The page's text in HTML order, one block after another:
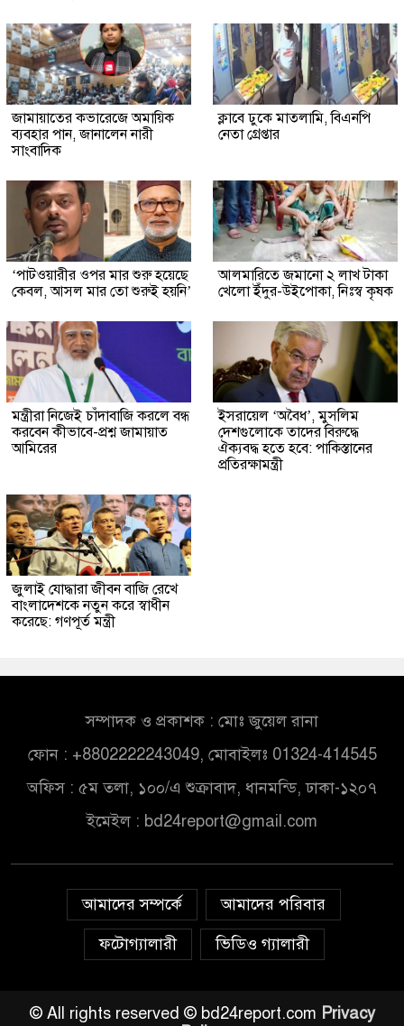
জামায়াতের কভারেজে অমায়িক
ব্যবহার পান, জানালেন নারী
সাংবাদিক
ক্লাবে ঢুকে মাতলামি, বিএনপি
নেতা গ্রেপ্তার
‘পাটওয়ারীর ওপর মার শুরু হয়েছে
কেবল, আসল মার তো শুরুই হয়নি’
আলমারিতে জমানো ২ লাখ টাকা
খেলো ইঁদুর-উইপোকা, নিঃস্ব কৃষক
মন্ত্রীরা নিজেই চাঁদাবাজি করলে বন্ধ
করবেন কীভাবে-প্রশ্ন জামায়াত
আমিরের
ইসরায়েল ‘অবৈধ’, মুসলিম
দেশগুলোকে তাদের বিরুদ্ধে
ঐক্যবদ্ধ হতে হবে: পাকিস্তানের
প্রতিরক্ষামন্ত্রী
জুলাই যোদ্ধারা জীবন বাজি রেখে
বাংলাদেশকে নতুন করে স্বাধীন
করেছে: গণপূর্ত মন্ত্রী
সম্পাদক ও প্রকাশক : মোঃ জুয়েল রানা
ফোন : +8802222243049, মোবাইলঃ 01324-414545
অফিস : ৫ম তলা, ১০০/এ শুক্রাবাদ, ধানমন্ডি, ঢাকা-১২০৭
ইমেইল : bd24report@gmail.com
আমাদের সম্পর্কে
আমাদের পরিবার
ফটোগ্যালারী
ভিডিও গ্যালারী
© All rights reserved © bd24report.com Privacy